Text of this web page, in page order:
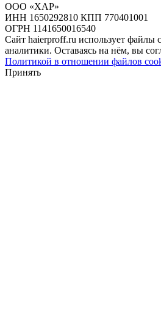
ООО «ХАР»
ИНН 1650292810 КПП 770401001
ОГРН 1141650016540
Сайт haierproff.ru использует файлы
аналитики. Оставаясь на нём, вы
Политикой в отношении файлов
Принять